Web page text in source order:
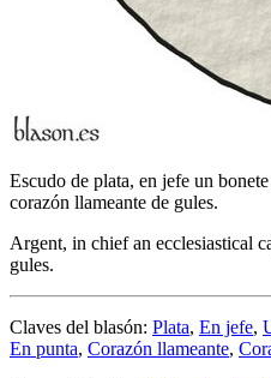
Escudo de plata, en jefe un
corazón llameante de gules.
Argent, in chief an ecclesiastical
gules.
Claves del blasón: Plata, En jefe,
En punta, Corazón llameante,